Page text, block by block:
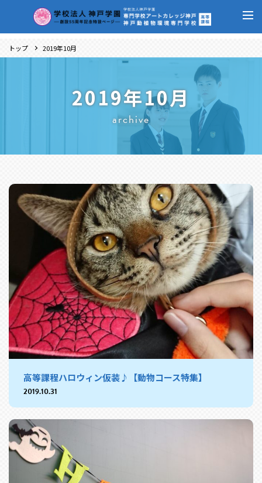
トップ 2019年10月
2019年10月
archive
高等課程ハロウィン仮装♪【動物コース特集】
2019.10.31